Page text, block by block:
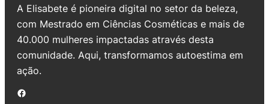
A Elisabete é pioneira digital no setor da beleza,
com Mestrado em Ciências Cosméticas e mais de
40.000 mulheres impactadas através desta
comunidade. Aqui, transformamos autoestima em
ação.
Facebook